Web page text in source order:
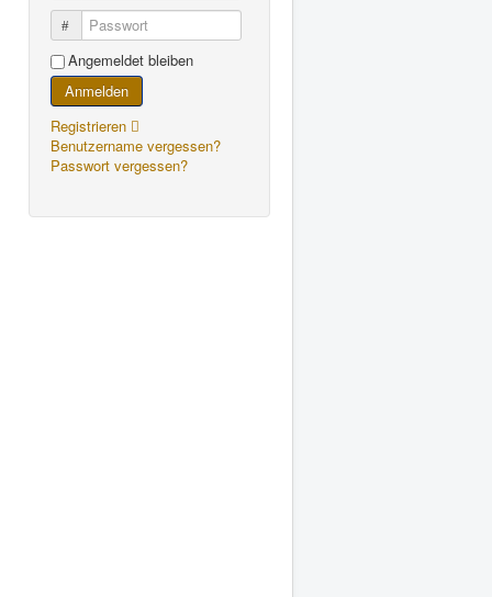
Passwort
Angemeldet bleiben
Anmelden
Registrieren
Benutzername vergessen?
Passwort vergessen?